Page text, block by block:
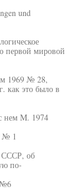
und
первой мировой
1969 № 28,
как это было в
нем M. 1974
№ 1
СССР, об
по-
№6